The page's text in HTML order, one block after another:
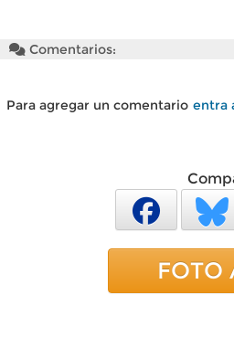
Comentarios:
Para agregar un comentario entra
FOTO